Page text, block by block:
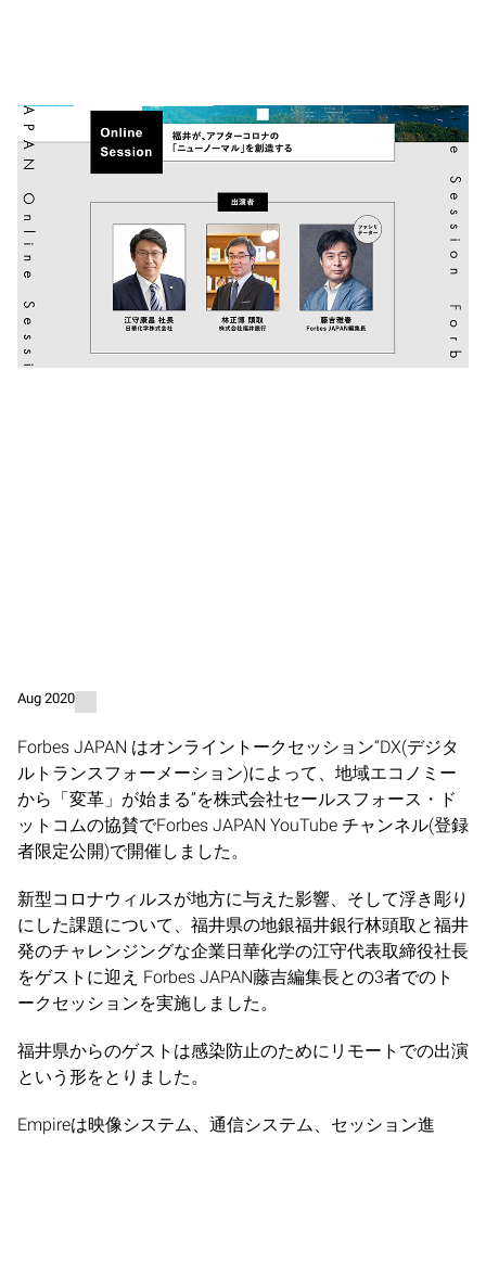
Aug 2020
Forbes JAPAN はオンライントークセッション“DX(デジタ
ルトランスフォーメーション)によって、地域エコノミー
から「変革」が始まる”を株式会社セールスフォース・ド
ットコムの協賛でForbes JAPAN YouTube チャンネル(登録
者限定公開)で開催しました。
新型コロナウィルスが地方に与えた影響、そして浮き彫り
にした課題について、福井県の地銀福井銀行林頭取と福井
発のチャレンジングな企業日華化学の江守代表取締役社長
をゲストに迎え Forbes JAPAN藤吉編集長との3者でのト
ークセッションを実施しました。
福井県からのゲストは感染防止のためにリモートでの出演
という形をとりました。
Empireは映像システム、通信システム、セッション進